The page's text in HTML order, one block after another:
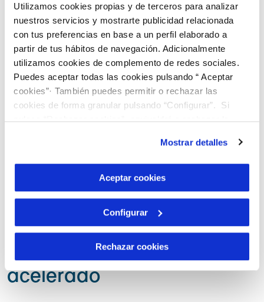
Utilizamos cookies propias y de terceros para analizar
nuestros servicios y mostrarte publicidad relacionada
con tus preferencias en base a un perfil elaborado a
partir de tus hábitos de navegación. Adicionalmente
utilizamos cookies de complemento de redes sociales.
Puedes aceptar todas las cookies pulsando “ Aceptar
cookies”· También puedes permitir o rechazar las
cookies de forma granular pulsando “Configurar”. Si
pulsas “Rechazar cookies”, equivaldrá a rechazar la
son indispensables para que el sitio web funcione y que
por tanto no se pueden desactivar. Puedes consultar
más información en nuestraPolítica de Cookies
Mostrar detalles
Aceptar cookies
Configurar
Rechazar cookies
director País de Veolia en España, ha
afirmado: “Hace 20 años impulsamos,
junto con el CSIC y la UPC, un centro de
referencia para conectar ciencia,
innovación y gestión del agua. Con el
apoyo del Área Metropolitana de
Barcelona, esa apuesta ha convertido hoy
a Barcelona y su área metropolitana en
aplicada al agua”.
Dos décadas de
transformación en un
contexto de cambio
acelerado